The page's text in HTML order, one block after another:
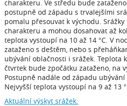
charakteru. Ve středu bude
postupně od západu s trvalejšími
pomalu přesouvat k východu.
charakteru a mohou dosahovat až
teplota vystoupí na 10 až 14 °C. V
zataženo s deštěm, nebo s
ubývání oblačnosti i srážek. Teplota
čtvrtek bude zpočátku zataženo, na
Postupně nadále od západu
Nejvyšší teplota vystoupí na 9 až 13
Aktuální výskyt srážek.